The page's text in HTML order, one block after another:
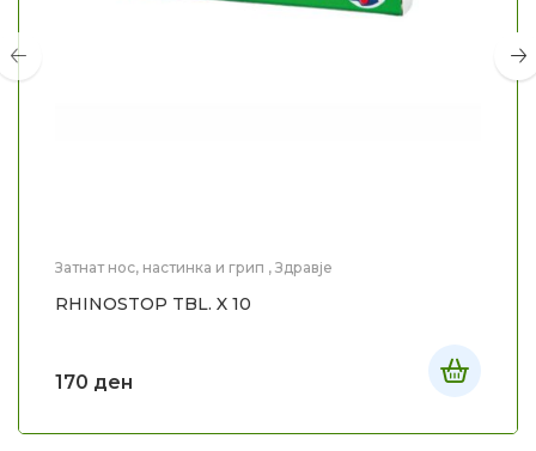
Затнат нос, настинка и грип , Здравје
RHINOSTOP TBL. X 10
170 ден